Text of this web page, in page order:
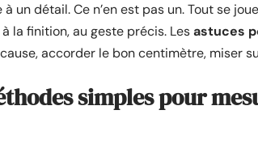
un détail. Ce n’en est pas un. Tout se
la finition, au geste précis. Lesastuces
accorder le bon centimètre, miser
simples pour